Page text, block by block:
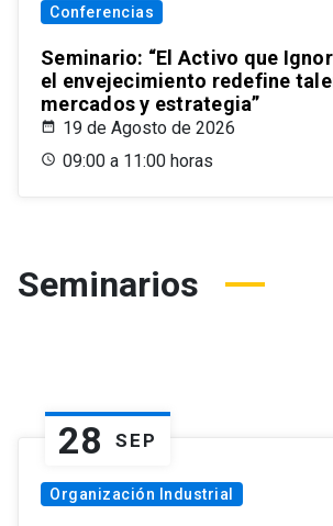
Conferencias
Seminario: “El Activo que
el envejecimiento redefine
mercados y estrategia”
19 de Agosto de 2026
09:00 a 11:00 horas
Seminarios
28 SEP
Organización Industrial